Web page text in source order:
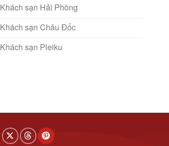
Khách sạn Hải Phòng
Khách sạn Châu Đốc
Khách sạn Pleiku